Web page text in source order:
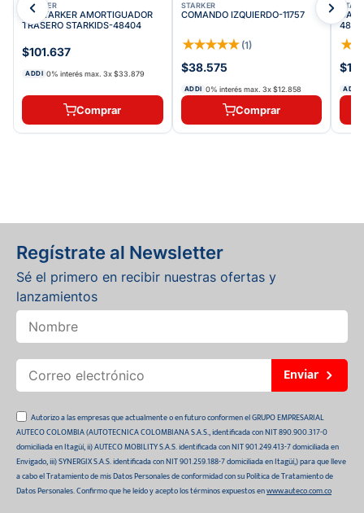
STARKER
YD STARKER AMORTIGUADOR
TRASERO STARKIDS-48404
$101.637
ADDI 0% interés max.3x$33.879
Comprar
STARKER
COMANDO IZQUIERDO-11757
★★★★★ (1)
$38.575
ADDI 0% interés max. 3x$12.858
Comprar
4820
★
ADDI
Regístrate al Newsletter
Sé el primero en recibir nuestras ofertas y
lanzamientos
Enviar
Autorizo a las empresas que actualmente o en futuro conformen el GRUPO EMPRESARIAL
AUTECO COLOMBIA (AUTOTECNICA COLOMBIANA S.A.S., identificada con NIT 890.900.317-0
domiciliada en Itagüí, ii) AUTECO MOBILITY S.A.S. identificada con NIT 901.249.413-7 domiciliada en
Envigado, iii) SYNERGIX S.A.S. identificada con NIT 901.259.188-7 domiciliada en Itagüí,) para que lleve
a cabo el Tratamiento de mis Datos Personales de conformidad con su Política de Tratamiento de
Datos Personales. Confirmo que he leído y acepto los términos expuestos enwww.auteco.com.co